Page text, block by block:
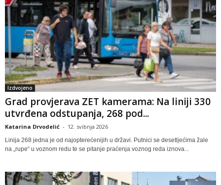
Izdvojeno
Grad provjerava ZET kamerama: Na liniji 330
utvrđena odstupanja, 268 pod...
Katarina Drvodelić - 12. svibnja 2026
Linija 268 jedna je od najopterećenijih u državi. Putnici se desetljećima žale
na „rupe“ u voznom redu te se pitanje praćenja voznog reda iznova...